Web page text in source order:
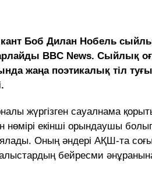
Боб Дилан Нобель
BBC News. Сыйлық
жаңа поэтикалық тіл
жүргізген сауалнама
нөмірі екінші орындаушы
Оның әндері АҚШ-та
бейресми